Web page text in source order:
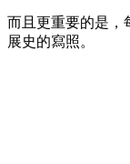
而且更重要的是，
展史的寫照。